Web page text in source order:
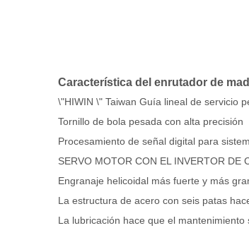
Característica del enrutador de
\"HIWIN \" Taiwan Guía lineal de servicio
Tornillo de bola pesada con alta precisión
Procesamiento de señal digital para
SERVO MOTOR CON EL INVERTOR DE
Engranaje helicoidal más fuerte y más
La estructura de acero con seis patas
La lubricación hace que el mantenimiento